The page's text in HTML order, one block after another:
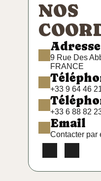
NOS
Adresse
9 Rue Des
FRANCE
+33 9 64 46
+33 6 88 82
Email
Contacter par